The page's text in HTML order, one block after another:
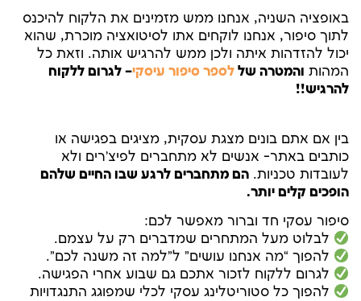
באופציה השניה, אנחנו ממש מזמינים את הלקוח להיכנס
לתוך סיפור, אנחנו לוקחים אתו לסיטואציה מוכרת, שהוא
יכול להזדהות איתה ולכן ממש להרגיש אותה. וזאת כל
המהות והמטרה של לספר סיפור עיסקי– לגרום ללקוח
להרגיש!!
בין אם אתם בונים מצגת עסקית, מציגים בפגישה או
כותבים באתר- אנשים לא מתחברים לפיצ’רים ולא
לעובדות טכניות. הם מתחברים לרגע שבו החיים שלהם
הופכים קלים יותר.
סיפור עסקי חד וברור מאפשר לכם:
לבלוט מעל המתחרים שמדברים רק על עצמם.
להפוך “מה אנחנו עושים” ל”למה זה משנה לכם”.
לגרום ללקוח לזכור אתכם גם שבוע אחרי הפגישה.
להפוך כל סטוריטלינג עסקי לכלי שמפוגג התנגדויות